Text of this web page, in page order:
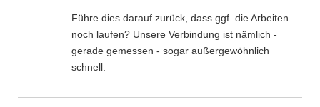
Führe dies darauf zurück, dass ggf. die Arbeiten
noch laufen? Unsere Verbindung ist nämlich -
gerade gemessen - sogar außergewöhnlich
schnell.